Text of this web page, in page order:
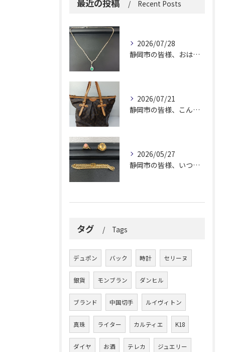
最近の投稿 Recent Posts
2026/07/28
静岡市の皆様、おはようございます。
2026/07/21
静岡市の皆様、こんにちは！
2026/05/27
静岡市の皆様、いつも大変お世話になっております。
タグ Tags
デュポン バック 時計 セリーヌ
銀貨 モンブラン ダンヒル
ブランド 中国切手 ルイヴィトン
真珠 ライター カルティエ K18
ダイヤ お酒 テレカ ジュエリー